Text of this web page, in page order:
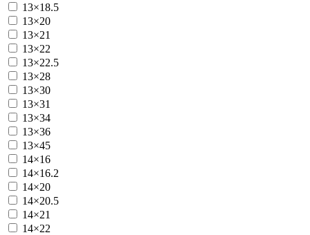
13×18.5
13×20
13×21
13×22
13×22.5
13×28
13×30
13×31
13×34
13×36
13×45
14×16
14×16.2
14×20
14×20.5
14×21
14×22